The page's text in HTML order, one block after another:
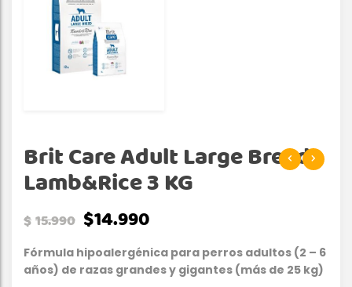
Brit Care Adult Large Breed
Lamb&Rice 3 KG
$15.990 $14.990
Fórmula hipoalergénica para perros adultos (2 – 6
años) de razas grandes y gigantes (más de 25 kg)